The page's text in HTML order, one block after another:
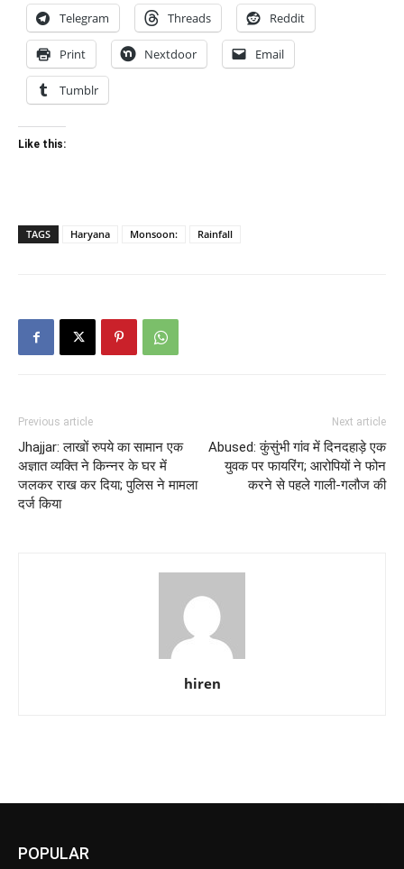
Telegram Threads Reddit
Print Nextdoor Email
Tumblr
Like this:
TAGS Haryana Monsoon: Rainfall
Previous article
Jhajjar: लाखों रुपये का सामान एक
अज्ञात व्यक्ति ने किन्नर के घर में
जलकर राख कर दिया; पुलिस ने मामला
दर्ज किया
Next article
Abused: कुंसुंभी गांव में दिनदहाड़े एक
युवक पर फायरिंग; आरोपियों ने फोन
करने से पहले गाली-गलौज की
hiren
POPULAR